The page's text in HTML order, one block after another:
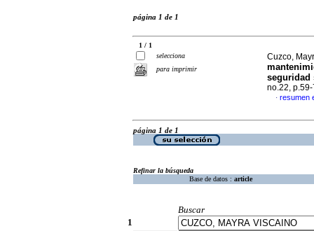
página 1 de 1
1 / 1
selecciona
para imprimir
Cuzco,
seguridad
no.22,
· resumen
página 1 de 1
Refinar la búsqueda
Base de datos : article
Buscar
1